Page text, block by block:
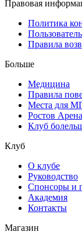
Правовая
Политика
Правила
Больше
Медицина
Правила
Места для
Ростов Арена
Клуб
Клуб
О клубе
Руководство
Спонсоры и
Академия
Контакты
Магазин